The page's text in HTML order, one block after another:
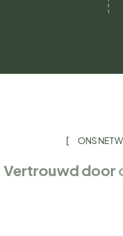
ONS
Vertrouwd door